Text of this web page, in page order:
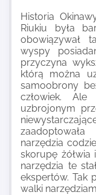
Historia
Riukiu była
obowiązywał
wyspy
przyczyna
którą można
samoobrony
człowiek.
uzbrojonym
narzędzia
skorupę żółwia
narzędzia te
ekspertów. Tak
walki